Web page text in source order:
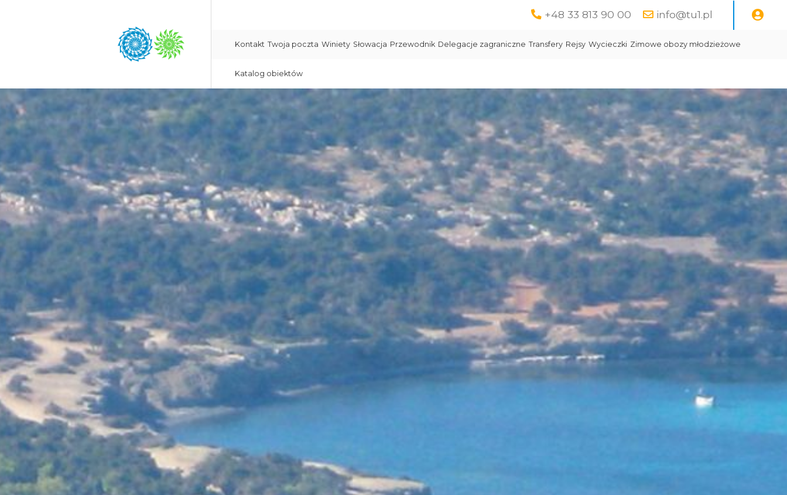
+48 33 813 90 00 info@tu1.pl
Kontakt Twoja poczta Winiety Słowacja Przewodnik Delegacje zagraniczne Transfery Rejsy Wycieczki Zimowe obozy młodzieżowe
Katalog obiektów